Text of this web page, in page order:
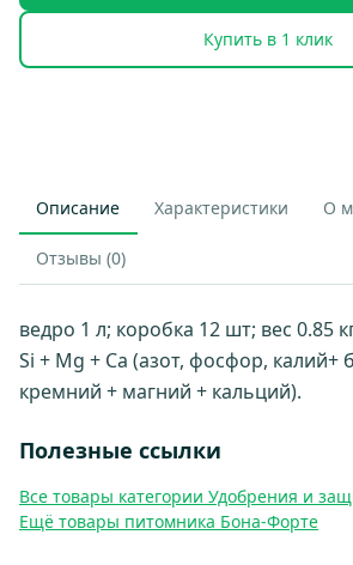
Купить в 1 клик
Описание Характеристики О
Отзывы (0)
ведро 1 л; коробка 12 шт; вес 0.85
Si + Mg + Са (азот, фосфор, калий+
кремний + магний + кальций).
Полезные ссылки
Все товары категории Удобрения и
Ещё товары питомника Бона-Форте